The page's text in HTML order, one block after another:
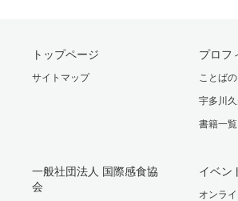
トップページ
サイトマップ
プロフ
ことば
宇多川
書籍一覧
一般社団法人 国際感食協
会
イベン
オンラ